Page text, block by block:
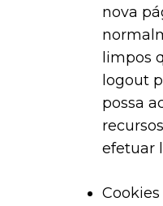
nova
limpos
logout
possa
efetuar